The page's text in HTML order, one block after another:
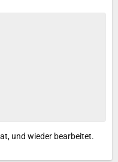
und wieder bearbeitet.